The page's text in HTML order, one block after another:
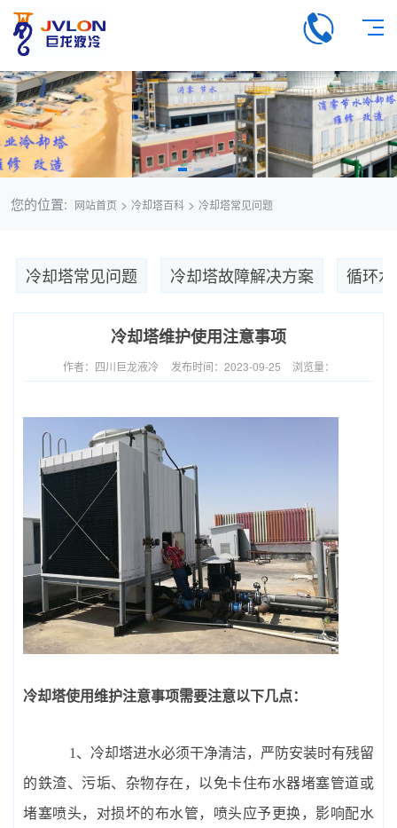
您的位置: 网站首页 > 冷却塔百科> 冷却塔常见问题
冷却塔常见问题 冷却塔故障解决方案 循环
冷却塔维护使用注意事项
作者：四川巨龙液冷 发布时间：2023-09-25 浏览量：
冷却塔使用维护注意事项需要注意以下几点：
1、冷却塔进水必须干净清洁，严防安装时有残留
的鉄渣、污垢、杂物存在，以免卡住布水器堵塞管道或
堵塞喷头，对损坏的布水管，喷头应予更换，影响配水